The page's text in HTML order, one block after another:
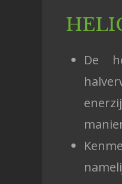
De